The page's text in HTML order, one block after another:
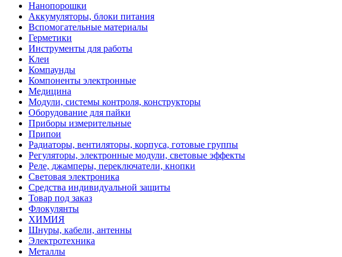
Нанопорошки
Аккумуляторы, блоки питания
Вспомогательные материалы
Герметики
Инструменты для работы
Клеи
Компаунды
Компоненты электронные
Медицина
Модули, системы контроля, конструкторы
Оборудование для пайки
Приборы измерительные
Припои
Радиаторы, вентиляторы, корпуса, готовые группы
Регуляторы, электронные модули, световые эффекты
Реле, джамперы, переключатели, кнопки
Световая электроника
Средства индивидуальной защиты
Товар под заказ
Флокулянты
ХИМИЯ
Шнуры, кабели, антенны
Электротехника
Металлы